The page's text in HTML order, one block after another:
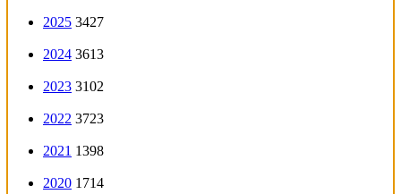
2025 3427
2024 3613
2023 3102
2022 3723
2021 1398
2020 1714